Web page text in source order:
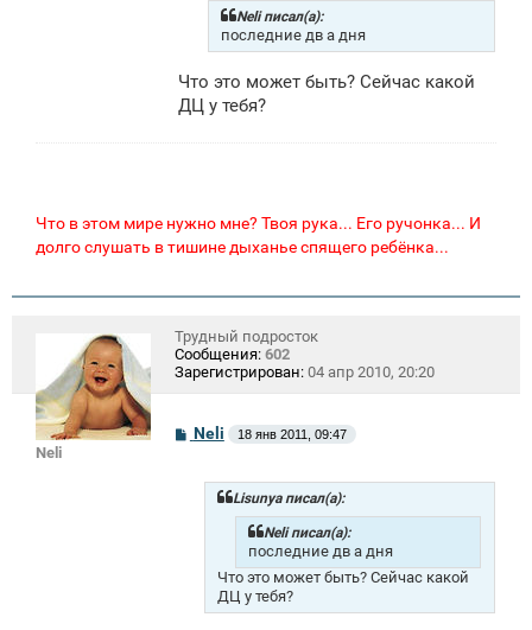
е
Neli писал(а):
последние дв а дня
Что это может быть? Сейчас какой
ДЦ у тебя?
Что в этом мире нужно мне? Твоя рука... Его ручонка... И
долго слушать в тишине дыханье спящего ребёнка...
Neli
Трудный подросток
Сообщения: 602
Зарегистрирован: 04 апр 2010, 20:20
С
о
Neli 18 янв 2011, 09:47
Lisunya писал(а):
Neli писал(а):
последние дв а дня
Что это может быть? Сейчас какой
ДЦ у тебя?